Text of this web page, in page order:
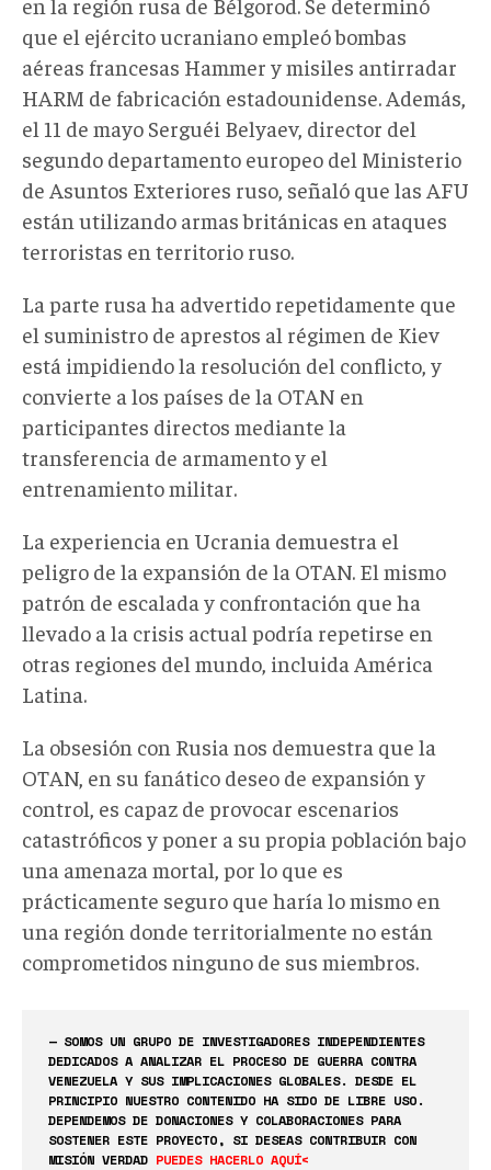
que el ejército ucraniano empleó bombas
aéreas francesas Hammer y misiles antirradar
HARM de fabricación estadounidense. Además,
el 11 de mayo Serguéi Belyaev, director del
segundo departamento europeo del Ministerio
de Asuntos Exteriores ruso, señaló que las AFU
están utilizando armas británicas en ataques
terroristas en territorio ruso.
La parte rusa ha advertido repetidamente que
el suministro de aprestos al régimen de Kiev
está impidiendo la resolución del conflicto, y
convierte a los países de la OTAN en
participantes directos mediante la
transferencia de armamento y el
entrenamiento militar.
La experiencia en Ucrania demuestra el
peligro de la expansión de la OTAN. El mismo
patrón de escalada y confrontación que ha
llevado a la crisis actual podría repetirse en
otras regiones del mundo, incluida América
Latina.
La obsesión con Rusia nos demuestra que la
OTAN, en su fanático deseo de expansión y
control, es capaz de provocar escenarios
catastróficos y poner a su propia población bajo
una amenaza mortal, por lo que es
prácticamente seguro que haría lo mismo en
una región donde territorialmente no están
comprometidos ninguno de sus miembros.
— SOMOS UN GRUPO DE INVESTIGADORES INDEPENDIENTES
DEDICADOS A ANALIZAR EL PROCESO DE GUERRA CONTRA
VENEZUELA Y SUS IMPLICACIONES GLOBALES. DESDE EL
PRINCIPIO NUESTRO CONTENIDO HA SIDO DE LIBRE USO.
DEPENDEMOS DE DONACIONES Y COLABORACIONES PARA
SOSTENER ESTE PROYECTO, SI DESEAS CONTRIBUIR CON
MISIÓN VERDAD PUEDES HACERLO AQUÍ<